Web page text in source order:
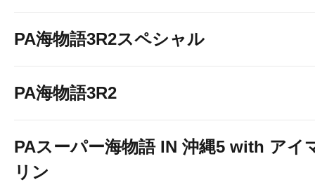
PA海物語3R2スペシャル
PA海物語3R2
PAスーパー海物語 IN 沖縄5 with アイ
リン